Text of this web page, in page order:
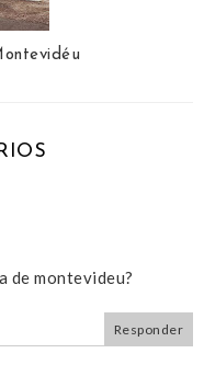
de montevideu?
Responder